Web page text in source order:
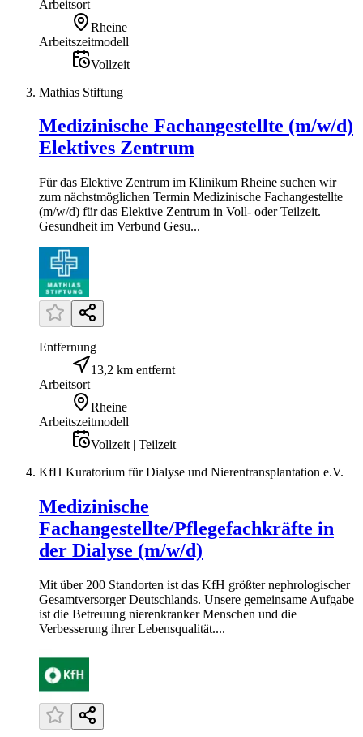
Arbeitsort
Rheine
Arbeitszeitmodell
Vollzeit
Mathias Stiftung
Medizinische Fachangestellte (m/w/d)
Elektives Zentrum
Für das Elektive Zentrum im Klinikum Rheine suchen wir
zum nächstmöglichen Termin Medizinische Fachangestellte
(m/w/d) für das Elektive Zentrum in Voll- oder Teilzeit.
Gesundheit im Verbund Gesu...
Entfernung
13,2 km entfernt
Arbeitsort
Rheine
Arbeitszeitmodell
Vollzeit | Teilzeit
KfH Kuratorium für Dialyse und Nierentransplantation e.V.
Medizinische
Fachangestellte/Pflegefachkräfte in
der Dialyse (m/w/d)
Mit über 200 Standorten ist das KfH größter nephrologischer
Gesamtversorger Deutschlands. Unsere gemeinsame Aufgabe
ist die Betreuung nierenkranker Menschen und die
Verbesserung ihrer Lebensqualität....